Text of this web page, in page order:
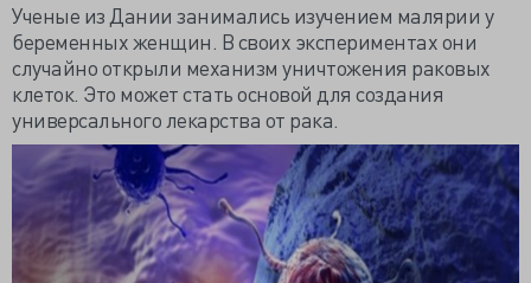
Ученые из Дании занимались изучением малярии у
беременных женщин. В своих экспериментах они
случайно открыли механизм уничтожения раковых
клеток. Это может стать основой для создания
универсального лекарства от рака.